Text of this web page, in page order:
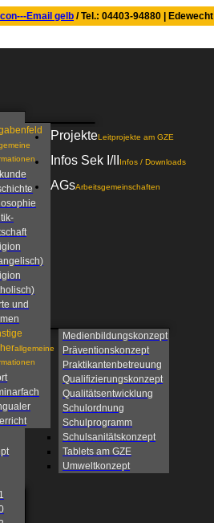
/ Tel.: 04403-94880 | Edewecht
Medienbildungskonzept
Präventionskonzept
Praktikantenbetreuung
Qualifizierungskonzept
Qualitätsentwicklung
Schulordnung
Schulprogramm
Schulsanitätskonzept
Tablets am GZE
Umweltkonzept
und
allgemeine
ProjekteLeitprojekte am GZE
Infos Sek I/II Infos / Downloads
AGsArbeitsgemeinschaften